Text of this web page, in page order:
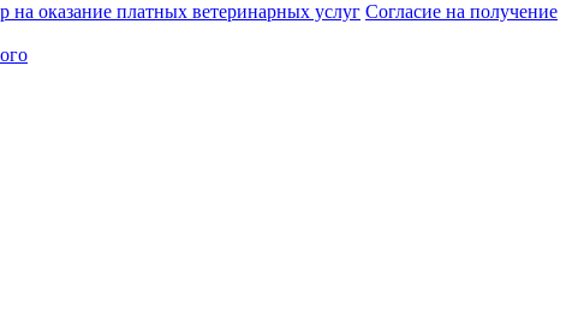
на оказание платных ветеринарных услуг Cогласие на получение